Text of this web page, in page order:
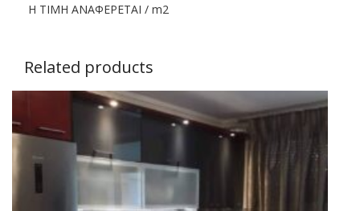
Η ΤΙΜΗ ΑΝΑΦΕΡΕΤΑΙ / m2
Related products